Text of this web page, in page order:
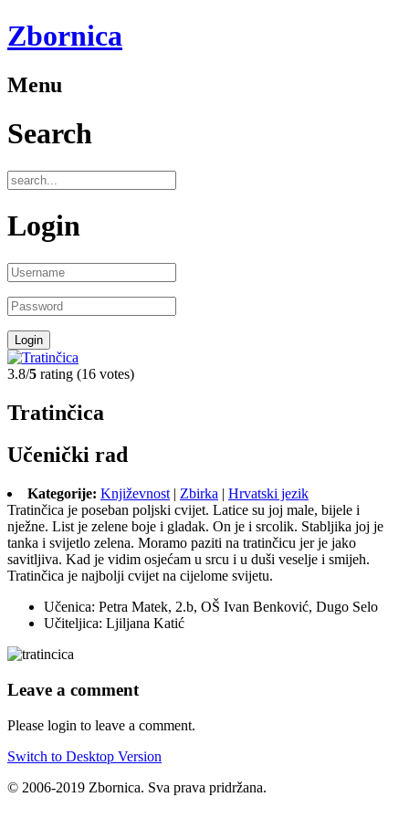
Zbornica
Menu
Search
Login
3.8/5 rating (16 votes)
Tratinčica
Učenički rad
Kategorije: Književnost | Zbirka | Hrvatski jezik
Tratinčica je poseban poljski cvijet. Latice su joj male, bijele i
nježne. List je zelene boje i gladak. On je i srcolik. Stabljika joj je
tanka i svijetlo zelena. Moramo paziti na tratinčicu jer je jako
savitljiva. Kad je vidim osjećam u srcu i u duši veselje i smijeh.
Tratinčica je najbolji cvijet na cijelome svijetu.
Učenica: Petra Matek, 2.b, OŠ Ivan Benković, Dugo Selo
Učiteljica: Ljiljana Katić
Leave a comment
Please login to leave a comment.
Switch to Desktop Version
© 2006-2019 Zbornica. Sva prava pridržana.